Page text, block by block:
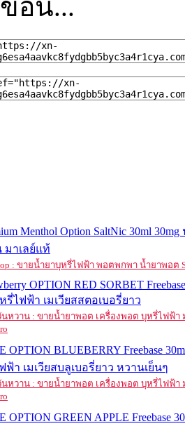
อนี้...
Menthol Option SaltNic 30ml
มาเลย์แท้
: ขายน้ำยาบุหรี่ไฟฟ้า พอตพกพา น้ำยาพอต
OPTION RED SORBET
รี่ไฟฟ้า เมเวียสสตอเบอรี่ยาว
นหวาน : ขายน้ำยาพอต เครื่องพอต บุหรี่ไฟฟ้า
OPTION BLUEBERRY Freebase
า เมเวียสบลูเบอรี่ยาว หวานเย็นๆ
นหวาน : ขายน้ำยาพอต เครื่องพอต บุหรี่ไฟฟ้า
OPTION GREEN APPLE Freebase